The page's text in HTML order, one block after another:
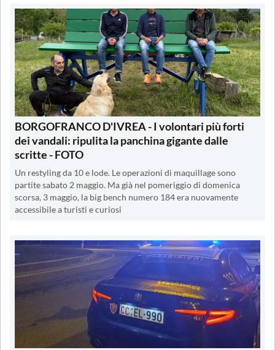
BORGOFRANCO D'IVREA - I volontari più forti
dei vandali: ripulita la panchina gigante dalle
scritte - FOTO
Un restyling da 10 e lode. Le operazioni di maquillage sono
partite sabato 2 maggio. Ma già nel pomeriggio di domenica
scorsa, 3 maggio, la big bench numero 184 era nuovamente
accessibile a turisti e curiosi